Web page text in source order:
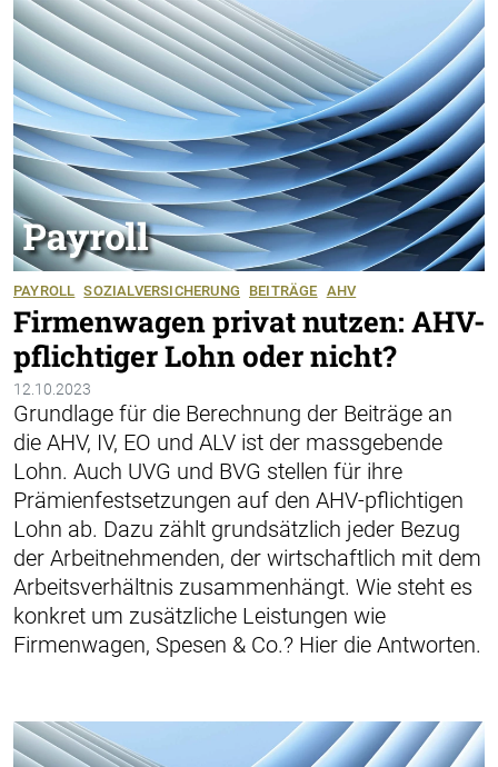
PAYROLL SOZIALVERSICHERUNG BEITRÄGE AHV
Firmenwagen privat nutzen: AHV-
pflichtiger Lohn oder nicht?
12.10.2023
Grundlage für die Berechnung der Beiträge an
die AHV, IV, EO und ALV ist der massgebende
Lohn. Auch UVG und BVG stellen für ihre
Prämienfestsetzungen auf den AHV-pflichtigen
Lohn ab. Dazu zählt grundsätzlich jeder Bezug
der ­Arbeitnehmenden, der wirtschaftlich mit dem
Arbeitsverhältnis zusammenhängt. Wie steht es
konkret um zusätzliche Leistungen wie
Firmenwagen, ­Spesen & Co.? Hier die Antworten.